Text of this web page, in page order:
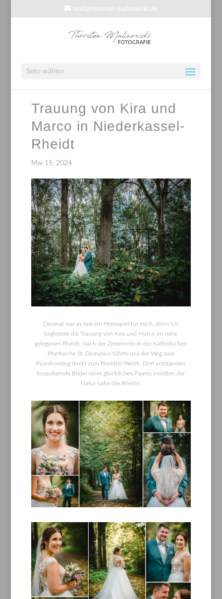
mail@thorsten-malinowski.de
Seite wählen
Trauung von Kira und
Marco in Niederkassel-
Rheidt
Mai 15, 2024
Diesmal war es fast ein Heimspiel für mich, denn ich
begleitete die Trauung von Kira und Marco im nahe
gelegenen Rheidt. Nach der Zeremonie in der Katholischen
Pfarrkirche St. Dionysius führte uns der Weg zum
Paarshooting direkt zum Rheidter Werth. Dort entstanden
bezaubernde Bilder eines glücklichen Paares inmitten der
Natur nahe des Rheins.